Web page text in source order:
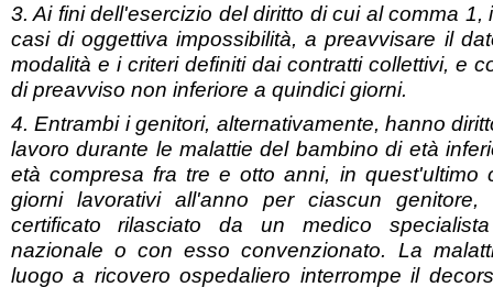
3. Ai fini dell'esercizio del diritto di cui al comma
casi di oggettiva impossibilità, a preavvisare il
modalità e i criteri definiti dai contratti collettivi, e
di preavviso non inferiore a quindici giorni.
4. Entrambi i genitori, alternativamente, hanno
lavoro durante le malattie del bambino di età
età compresa fra tre e otto anni, in quest'ultimo
giorni lavorativi all'anno per ciascun genitore,
certificato rilasciato da un medico
nazionale o con esso convenzionato. La
luogo a ricovero ospedaliero interrompe il